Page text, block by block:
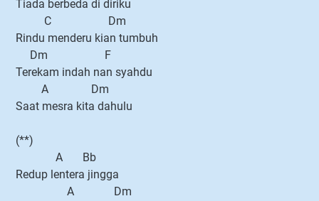
Tiada berbeda di diriku
C Dm
Rindu menderu kian tumbuh
Dm F
Terekam indah nan syahdu
A Dm
Saat mesra kita dahulu
(**)
A Bb
Redup lentera jingga
A Dm